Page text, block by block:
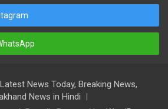
Latest News Today, Breaking News,
News in Hindi